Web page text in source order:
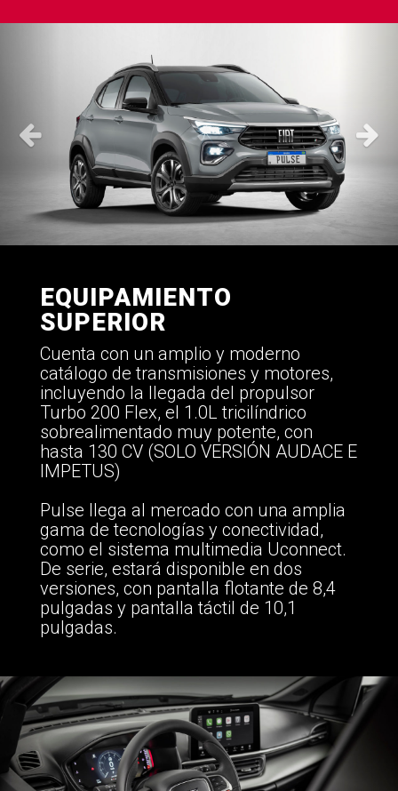
EQUIPAMIENTO
SUPERIOR
Cuenta con un amplio y moderno
catálogo de transmisiones y motores,
incluyendo la llegada del propulsor
Turbo 200 Flex, el 1.0L tricilíndrico
sobrealimentado muy potente, con
hasta 130 CV (SOLO VERSIÓN AUDACE E
IMPETUS)
Pulse llega al mercado con una amplia
gama de tecnologías y conectividad,
como el sistema multimedia Uconnect.
De serie, estará disponible en dos
versiones, con pantalla flotante de 8,4
pulgadas y pantalla táctil de 10,1
pulgadas.